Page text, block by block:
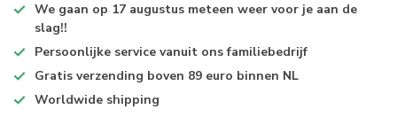
We gaan op 17 augustus meteen weer voor je aan de
slag!!
Persoonlijke service vanuit ons familiebedrijf
Gratis verzending boven 89 euro binnen NL
Worldwide shipping